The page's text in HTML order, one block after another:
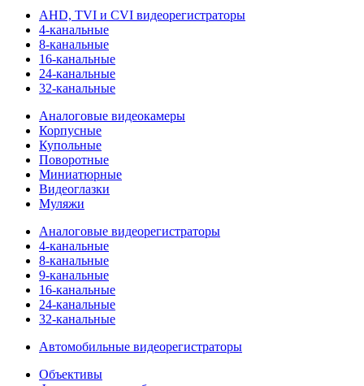
AHD, TVI и CVI видеорегистраторы
4-канальные
8-канальные
16-канальные
24-канальные
32-канальные
Аналоговые видеокамеры
Корпусные
Купольные
Поворотные
Миниатюрные
Видеоглазки
Муляжи
Аналоговые видеорегистраторы
4-канальные
8-канальные
9-канальные
16-канальные
24-канальные
32-канальные
Автомобильные видеорегистраторы
Объективы